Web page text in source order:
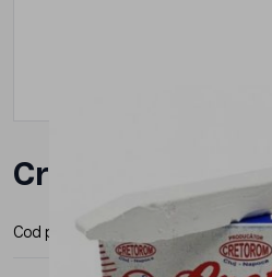
Creta alba 10/
Cod produs: